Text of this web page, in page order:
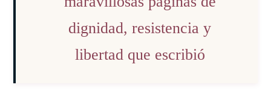
dignidad, resistencia y
libertad que escribió